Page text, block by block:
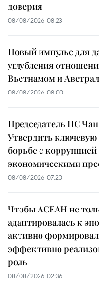
доверия
08/08/2026 08:23
Новый импульс для
углубления
Вьетнамом и
08/08/2026 08:00
Председатель НС
Утвердить ключевую
борьбе с коррупцией
экономическими
08/08/2026 07:20
Чтобы АСЕАН не
адаптировалась к
активно
эффективно
роль
08/08/2026 02:36